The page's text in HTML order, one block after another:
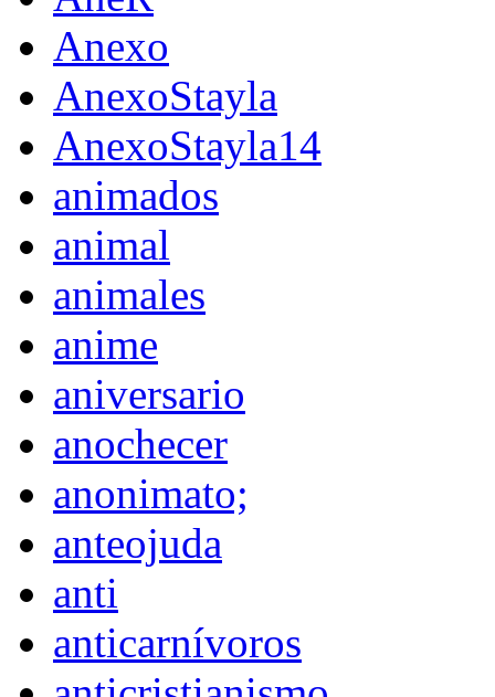
Anexo
AnexoStayla
AnexoStayla14
animados
animal
animales
anime
aniversario
anochecer
anonimato;
anteojuda
anti
anticarnívoros